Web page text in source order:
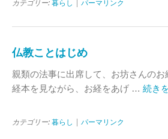
カテゴリー: 暮らし パーマリンク
仏教ことはじめ
親類の法事に出席して、お坊さんの
経本を見ながら、お経をあげ … 続き
カテゴリー: 暮らし パーマリンク